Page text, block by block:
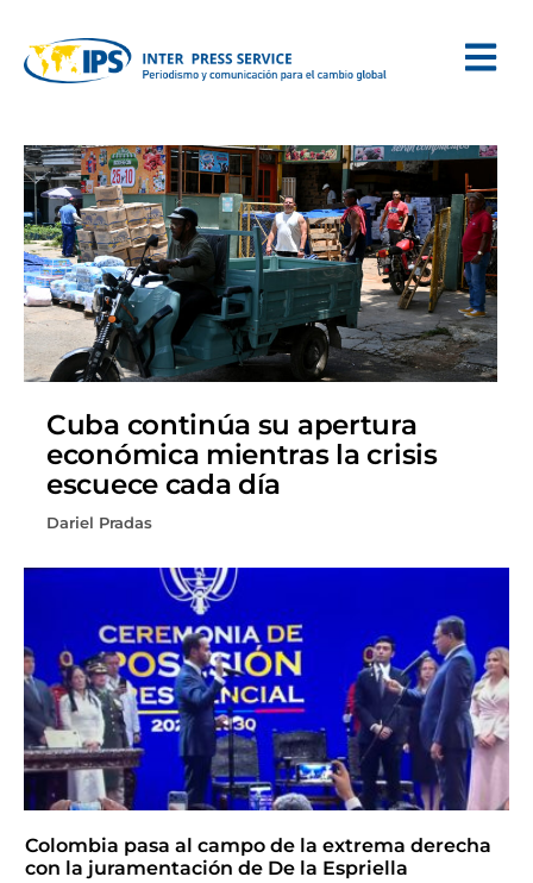
Cuba continúa su apertura
económica mientras la crisis
escuece cada día
Dariel Pradas
Colombia pasa al campo de la extrema derecha
con la juramentación de De la Espriella